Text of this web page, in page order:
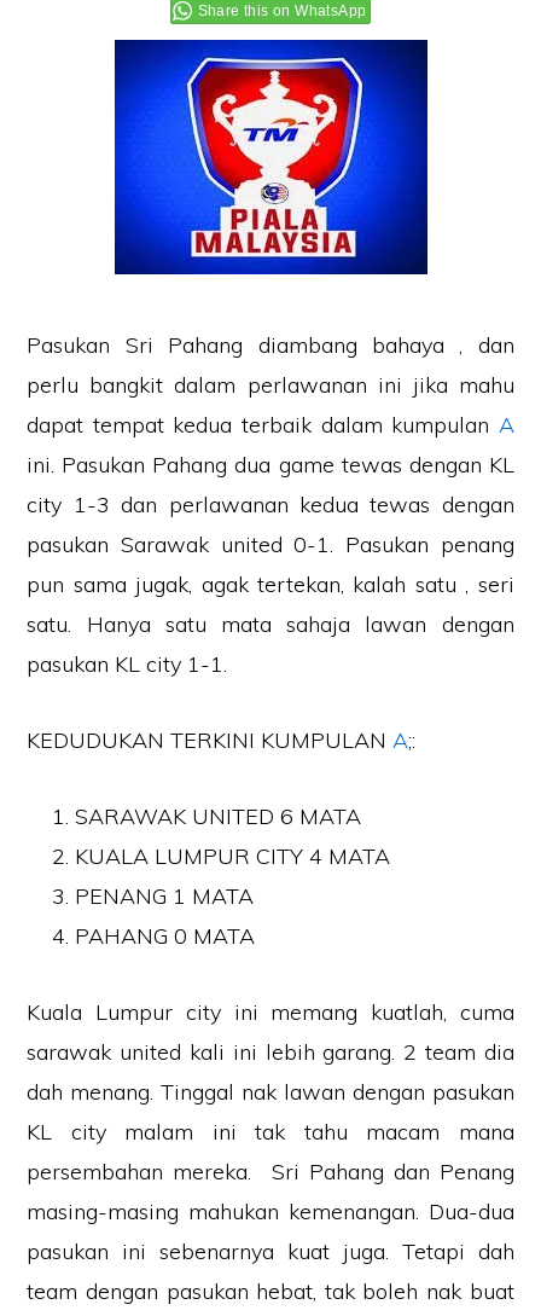
Share this on WhatsApp
Pasukan Sri Pahang diambang bahaya , dan
perlu bangkit dalam perlawanan ini jika mahu
dapat tempat kedua terbaik dalam kumpulan A
ini. Pasukan Pahang dua game tewas dengan KL
city 1-3 dan perlawanan kedua tewas dengan
pasukan Sarawak united 0-1. Pasukan penang
pun sama jugak, agak tertekan, kalah satu , seri
satu. Hanya satu mata sahaja lawan dengan
pasukan KL city 1-1.
KEDUDUKAN TERKINI KUMPULANA;:
SARAWAK UNITED 6 MATA
KUALA LUMPUR CITY 4 MATA
PENANG 1 MATA
PAHANG 0 MATA
Kuala Lumpur city ini memang kuatlah, cuma
sarawak united kali ini lebih garang. 2 team dia
dah menang. Tinggal nak lawan dengan pasukan
KL city malam ini tak tahu macam mana
persembahan mereka. Sri Pahang dan Penang
masing-masing mahukan kemenangan. Dua-dua
pasukan ini sebenarnya kuat juga. Tetapi dah
team dengan pasukan hebat, tak boleh nak buat